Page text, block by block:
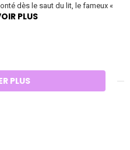
dès le saut du lit, le fameux «
PLUS
PLUS